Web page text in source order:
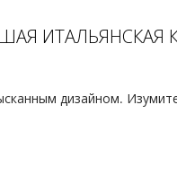
ИТАЛЬЯНСКАЯ
дизайном.